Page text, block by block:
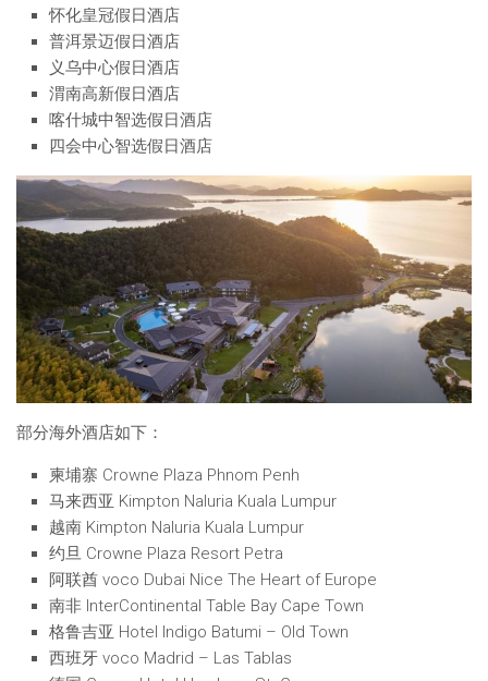
怀化皇冠假日酒店
普洱景迈假日酒店
义乌中心假日酒店
渭南高新假日酒店
喀什城中智选假日酒店
四会中心智选假日酒店
部分海外酒店如下：
柬埔寨 Crowne Plaza Phnom Penh
马来西亚 Kimpton Naluria Kuala Lumpur
越南 Kimpton Naluria Kuala Lumpur
约旦 Crowne Plaza Resort Petra
阿联酋 voco Dubai Nice The Heart of Europe
南非 InterContinental Table Bay Cape Town
格鲁吉亚 Hotel Indigo Batumi – Old Town
西班牙 voco Madrid – Las Tablas